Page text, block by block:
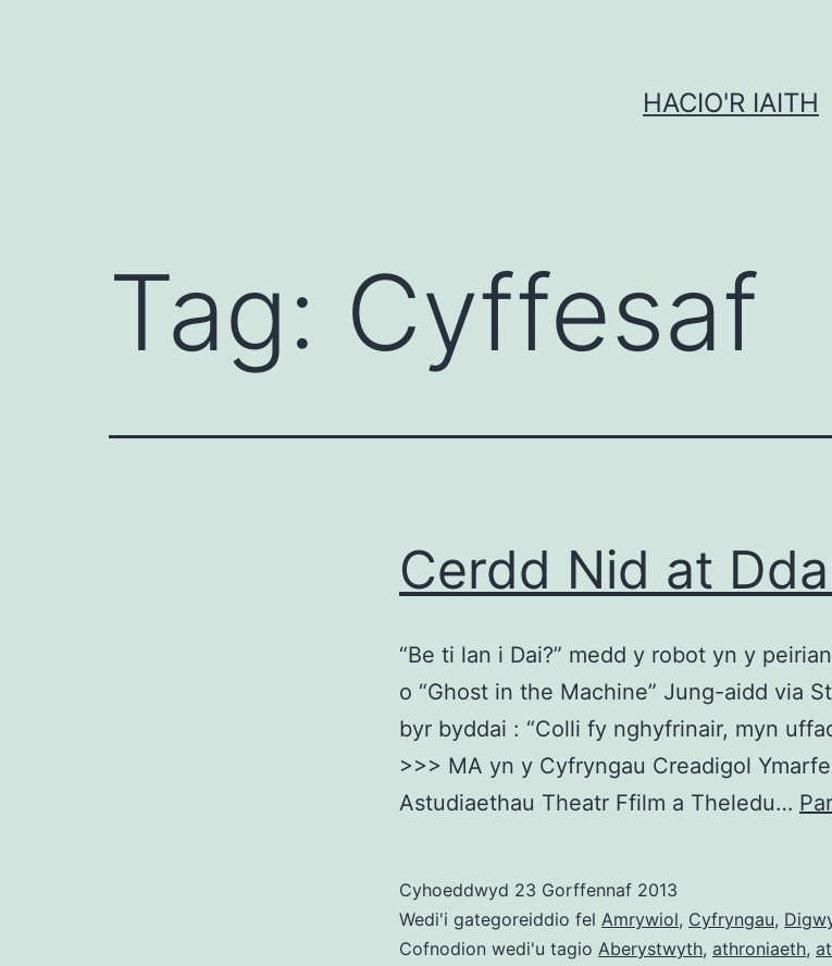
HACIO'R IAITH
Tag: Cyffesaf
Cerdd Nid at
“Be ti lan i Dai?” medd y robot yn y
o “Ghost in the Machine” Jung-aidd via
byr byddai : “Colli fy nghyfrinair, myn
>>> MA yn y Cyfryngau Creadigol
Astudiaethau Theatr Ffilm a Theledu…
Cyhoeddwyd 23 Gorffennaf 2013
Wedi'i gategoreiddio fel Amrywiol, Cyfryngau,
Cofnodion wedi'u tagio Aberystwyth, athroniaeth,